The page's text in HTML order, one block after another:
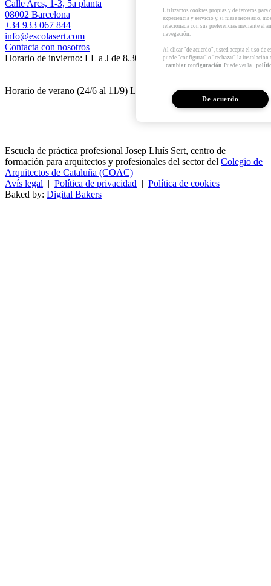
Calle Arcs, 1-3, 5a planta
08002 Barcelona
+34 933 067 844
info@escolasert.com
Contacta con nosotros
Horario de invierno: LL a J de 8.30 a 16.30 h / V de 8.30 a 14 h.
Horario de verano (24/6 al 11/9) LL a V de 8.30 a 14 h.
Escuela de práctica profesional Josep Lluís Sert, centro de
formación para arquitectos y profesionales del sector del Colegio de
Arquitectos de Cataluña (COAC)
Avís legal | Política de privacidad | Política de cookies
Baked by: Digital Bakers
Utilizamos cookies propias y de terceros para
experiencia y servicio y, si fuese necesario,
relacionada con sus preferencias mediante el
navegación.
Al clicar "de acuerdo", usted acepta el uso de
puede "configurar" o "rechazar" la instalación
cambiar configuración . Puede ver la
De acuerdo